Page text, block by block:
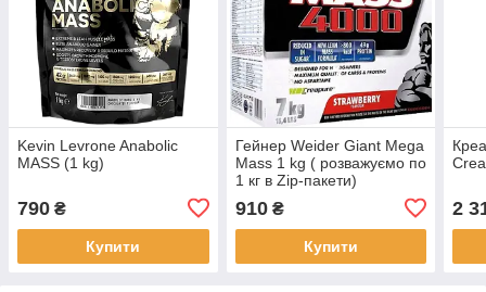
Kevin Levrone Anabolic
MASS (1 kg)
790 ₴
Купити
Гейнер Weider Giant Mega
Mass 1 kg ( розважуємо по
1 кг в Zip-пакети)
910₴
Купити
2